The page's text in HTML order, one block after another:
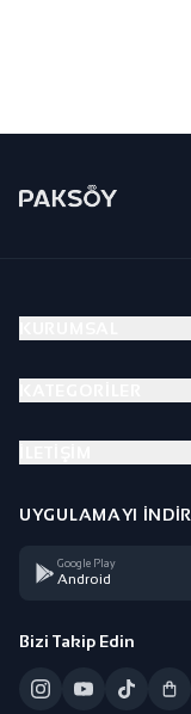
UYGULAMAYI İNDIR
Google Play
Android
Bizi Takip Edin